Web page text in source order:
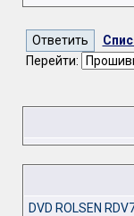
Перейти:
DVD ROLSEN